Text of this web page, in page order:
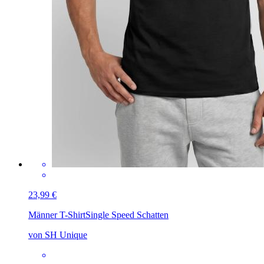
23,99 €
Männer T-ShirtSingle Speed Schatten
von SH Unique